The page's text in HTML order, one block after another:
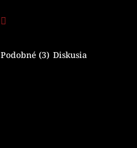
Podobné (3) Diskusia